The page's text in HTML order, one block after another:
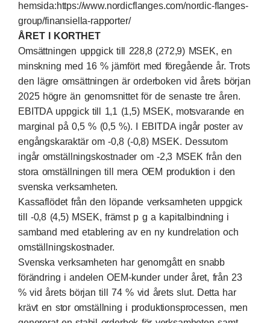
hemsida:https://www.nordicflanges.com/nordic-flanges-
group/finansiella-rapporter/
ÅRET I KORTHET
Omsättningen uppgick till 228,8 (272,9) MSEK, en
minskning med 16 % jämfört med föregående år. Trots
den lägre omsättningen är orderboken vid årets början
2025 högre än genomsnittet för de senaste tre åren.
EBITDA uppgick till 1,1 (1,5) MSEK, motsvarande en
marginal på 0,5 % (0,5 %). I EBITDA ingår poster av
engångskaraktär om -0,8 (-0,8) MSEK. Dessutom
ingår omställningskostnader om -2,3 MSEK från den
stora omställningen till mera OEM produktion i den
svenska verksamheten.
Kassaflödet från den löpande verksamheten uppgick
till -0,8 (4,5) MSEK, främst p g a kapitalbindning i
samband med etablering av en ny kundrelation och
omställningskostnader.
Svenska verksamheten har genomgått en snabb
förändring i andelen OEM-kunder under året, från 23
% vid årets början till 74 % vid årets slut. Detta har
krävt en stor omställning i produktionsprocessen, men